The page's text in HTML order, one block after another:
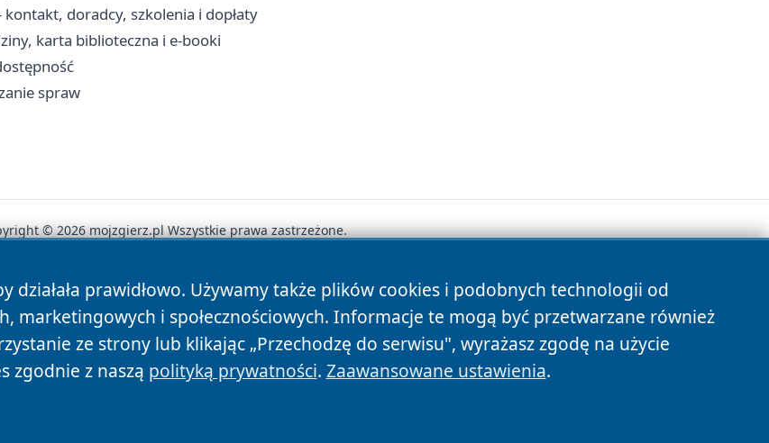
doradcy, szkolenia i dopłaty
karta biblioteczna i e-booki
spraw
działała prawidłowo. Używamy także plików cookies i podobnych technologii od
marketingowych i społecznościowych. Informacje te mogą być przetwarzane również
ze strony lub klikając „Przechodzę do serwisu", wyrażasz zgodę na użycie
zgodnie z naszą polityką prywatności. Zaawansowane ustawienia.
© 2026 mojzgierz.pl Wszystkie prawa zastrzeżone.
Autorzy Polityka Prywatności Polityka Cookies